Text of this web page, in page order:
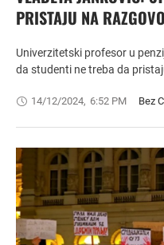
PRISTAJU NA
Univerzitetski profesor u
da studenti ne treba da
14/12/2024, 6:52 PM Bez